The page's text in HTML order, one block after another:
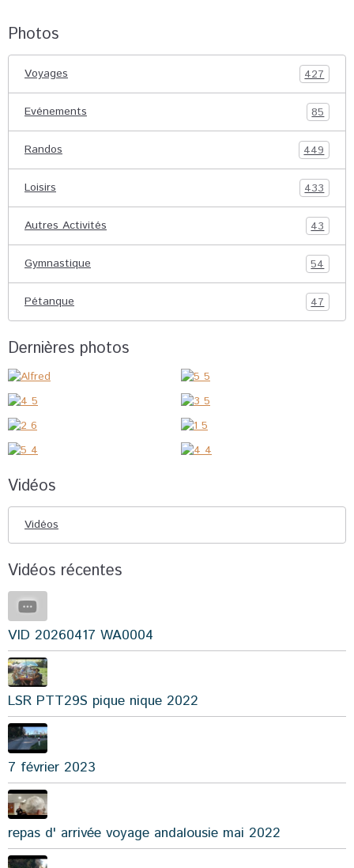
Photos
Voyages 427
Evénements 85
Randos 449
Loisirs 433
Autres Activités 43
Gymnastique 54
Pétanque 47
Dernières photos
Vidéos
Vidéos
Vidéos récentes
VID 20260417 WA0004
LSR PTT29S pique nique 2022
7 février 2023
repas d' arrivée voyage andalousie mai 2022